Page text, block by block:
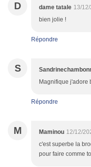
D dame tatale 13/
bien jolie !
Répondre
S
Magnifique j'adore
Répondre
M Maminou 12/12/
c'est superbe la
pour faire comme